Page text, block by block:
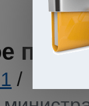
/